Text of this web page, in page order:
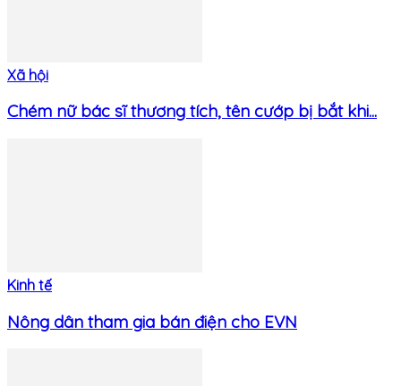
Xã hội
Chém nữ bác sĩ thương tích, tên cướp bị bắt khi...
Kinh tế
Nông dân tham gia bán điện cho EVN